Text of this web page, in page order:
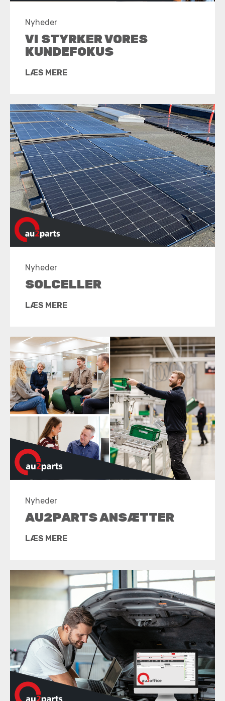
Nyheder
VI STYRKER VORES
KUNDEFOKUS
LÆS MERE
Nyheder
SOLCELLER
LÆS MERE
Nyheder
AU2PARTS ANSÆTTER
LÆS MERE